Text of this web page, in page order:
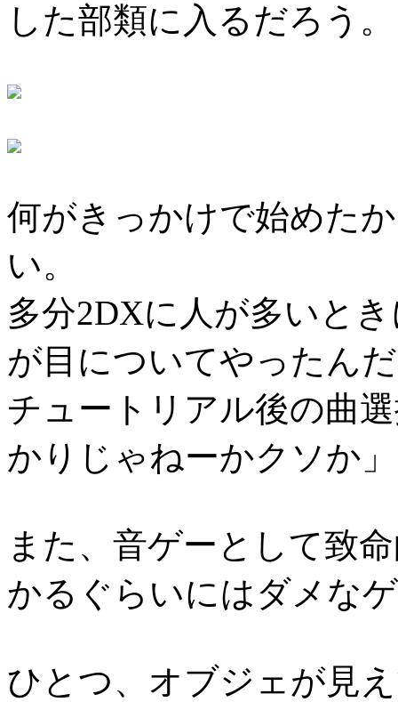
した部類に入るだろう。
何がきっかけで始めた
い。
多分2DXに人が多いと
が目についてやったん
チュートリアル後の曲
かりじゃねーかクソか
また、音ゲーとして致
かるぐらいにはダメな
ひとつ、オブジェが見